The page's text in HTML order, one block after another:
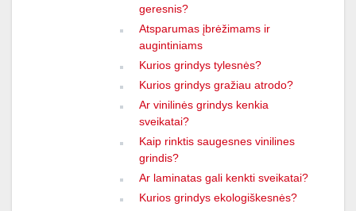
geresnis?
Atsparumas įbrėžimams ir
augintiniams
Kurios grindys tylesnės?
Kurios grindys gražiau atrodo?
Ar vinilinės grindys kenkia
sveikatai?
Kaip rinktis saugesnes vinilines
grindis?
Ar laminatas gali kenkti sveikatai?
Kurios grindys ekologiškesnės?